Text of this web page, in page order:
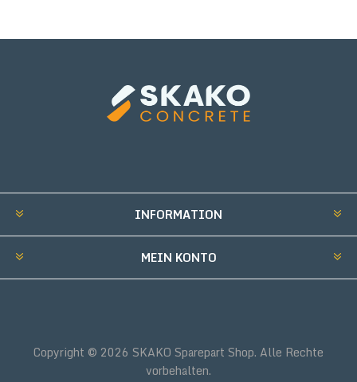
INFORMATION
MEIN KONTO
Copyright © 2026 SKAKO Sparepart Shop. Alle Rechte
vorbehalten.